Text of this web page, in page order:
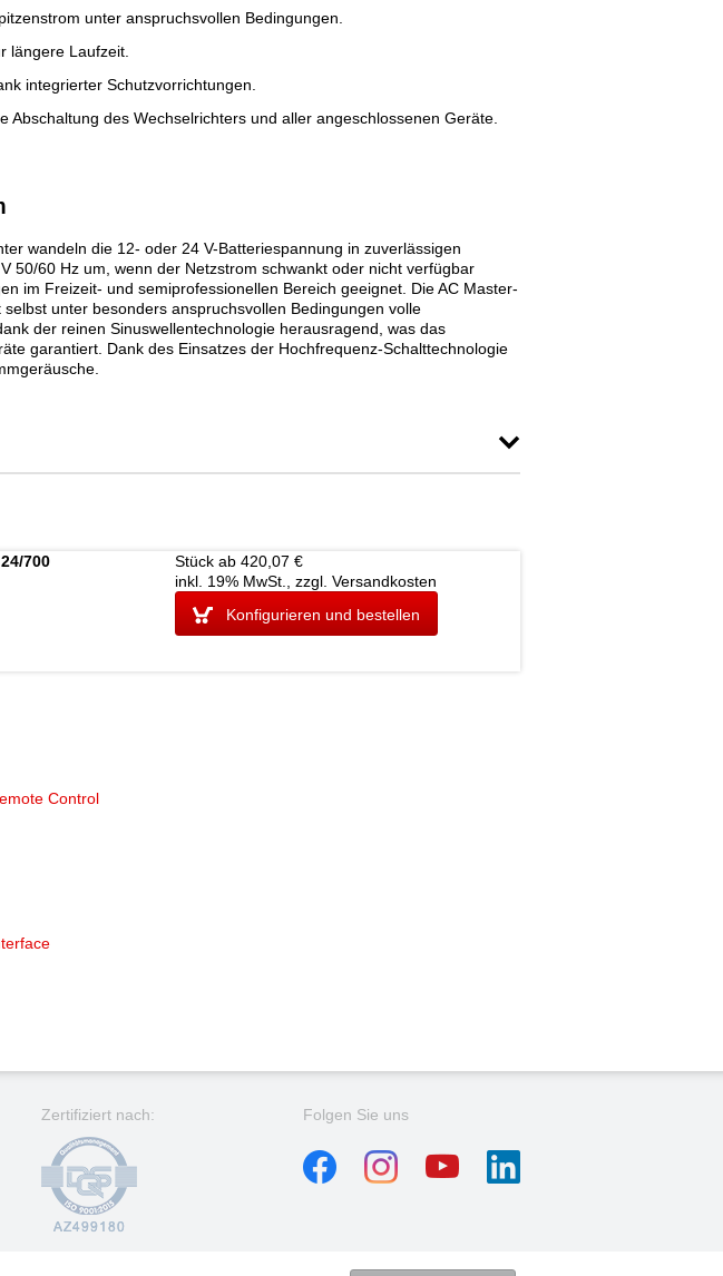
unter anspruchsvollen Bedingungen.
längere Laufzeit.
integrierter Schutzvorrichtungen.
Abschaltung des Wechselrichters und aller angeschlossenen Geräte.
wandeln die 12- oder 24 V-Batteriespannung in zuverlässigen
50/60 Hz um, wenn der Netzstrom schwankt oder nicht verfügbar
im Freizeit- und semiprofessionellen Bereich geeignet. Die AC Master-
unter besonders anspruchsvollen Bedingungen volle
der reinen Sinuswellentechnologie herausragend, was das
garantiert. Dank des Einsatzes der Hochfrequenz-Schalttechnologie
700
Stück ab 420,07 €
inkl. 19% MwSt., zzgl. Versandkosten
Konfigurieren und bestellen
Control
Zertifiziert nach: Folgen Sie uns